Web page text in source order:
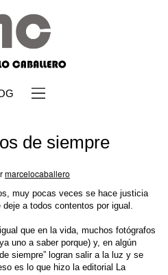
de siempre
marcelocaballero
muy pocas veces se hace justicia
a todos contentos por igual.
que en la vida, muchos fotógrafos
uno a saber porque) y, en algún
siempre” logran salir a la luz y se
es lo que hizo la editorial La